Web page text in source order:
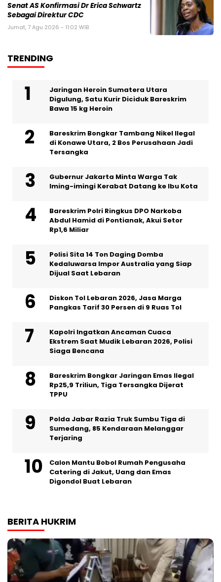
Senat AS Konfirmasi Dr Erica Schwartz
Sebagai Direktur CDC
Jumat, 7 Agu 2026 - 11:02 WIB
TRENDING
Jaringan Heroin Sumatera Utara
Digulung, Satu Kurir Diciduk Bareskrim
Bawa 15 kg Heroin
Bareskrim Bongkar Tambang Nikel Ilegal
di Konawe Utara, 2 Bos Perusahaan Jadi
Tersangka
Gubernur Jakarta Minta Warga Tak
Iming-imingi Kerabat Datang ke Ibu Kota
Bareskrim Polri Ringkus DPO Narkoba
Abdul Hamid di Pontianak, Akui Setor
Rp1,6 Miliar
Polisi Sita 14 Ton Daging Domba
Kedaluwarsa Impor Australia yang Siap
Dijual Saat Lebaran
Diskon Tol Lebaran 2026, Jasa Marga
Pangkas Tarif 30 Persen di 9 Ruas Tol
Kapolri Ingatkan Ancaman Cuaca
Ekstrem Saat Mudik Lebaran 2026, Polisi
Siaga Bencana
Bareskrim Bongkar Jaringan Emas Ilegal
Rp25,9 Triliun, Tiga Tersangka Dijerat
TPPU
Polda Jabar Razia Truk Sumbu Tiga di
Sumedang, 85 Kendaraan Melanggar
Terjaring
Calon Mantu Bobol Rumah Pengusaha
Catering di Jakut, Uang dan Emas
Digondol Buat Lebaran
BERITA HUKRIM